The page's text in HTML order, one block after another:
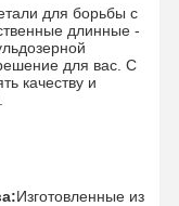
для борьбы с
длинные -
для вас. С
качеству и
Изготовленные из